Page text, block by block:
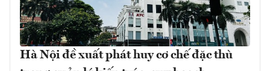
Hà Nội đề xuất phát huy cơ chế đặc thù